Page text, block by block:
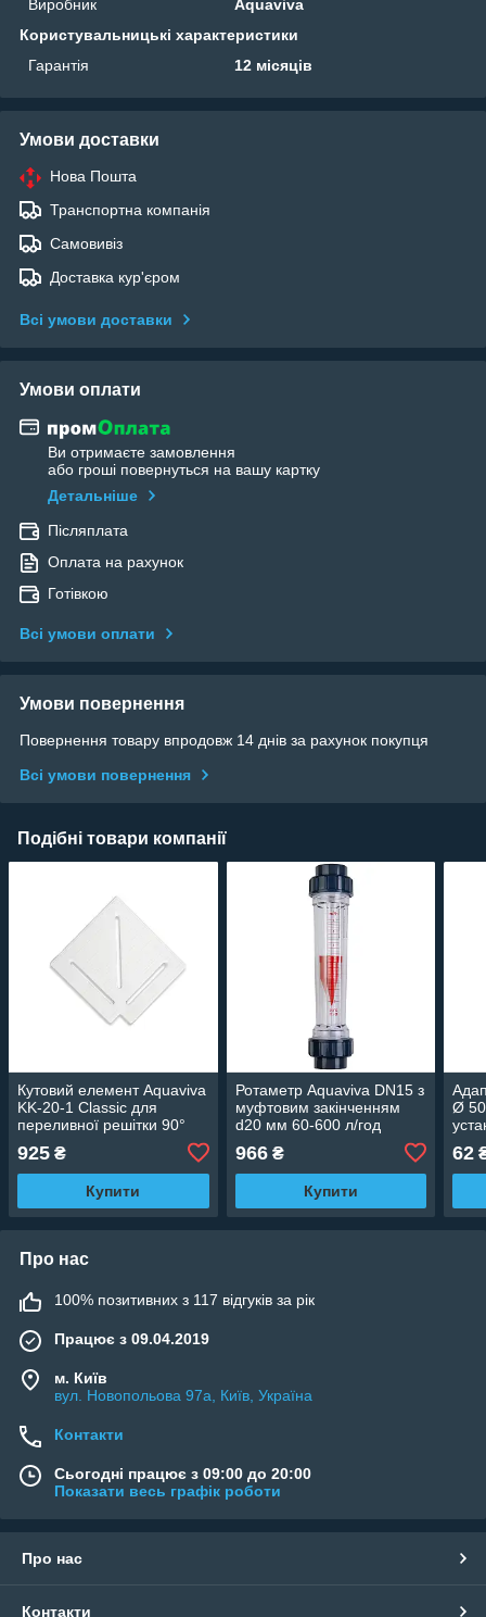
Виробник
Aquaviva
Користувальницькі характеристики
Гарантія
12 місяців
Умови доставки
Нова Пошта
Транспортна компанія
Самовивіз
Доставка кур'єром
Всі умови доставки
Умови оплати
Ви отримаєте замовлення
або гроші повернуться на вашу картку
Детальніше
Післяплата
Оплата на рахунок
Готівкою
Всі умови оплати
Умови повернення
Повернення товару впродовж 14 днів за рахунок покупця
Всі умови повернення
Подібні товари компанії
Кутовий елемент Aquaviva
KK-20-1 Classic для
переливної решітки 90°
925 ₴
Купити
Ротаметр Aquaviva DN15 з
муфтовим закінченням
d20 мм 60-600 л/год
966₴
Купити
Ø 50
62
Про нас
100% позитивних з 117 відгуків за рік
Працює з 09.04.2019
м. Київ
вул. Новопольова 97а, Київ, Україна
Контакти
Сьогодні працює з 09:00 до 20:00
Показати весь графік роботи
Про нас
Контакти